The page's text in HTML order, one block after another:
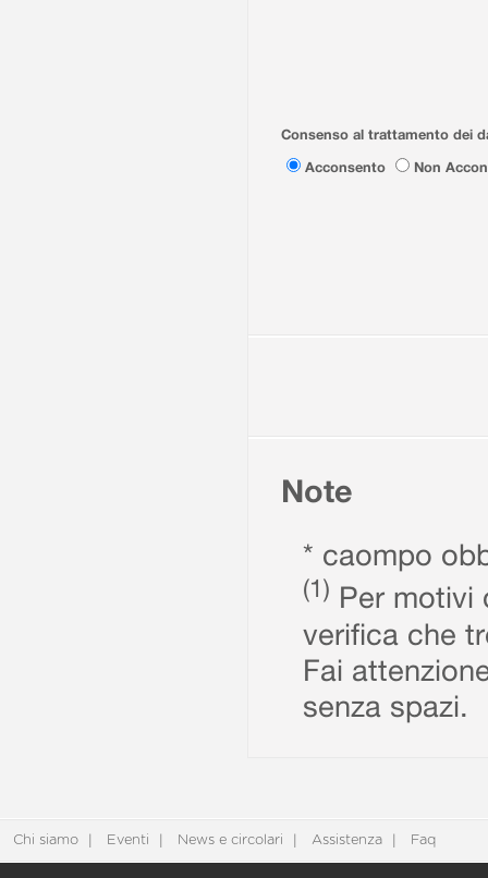
Consenso al trattamento dei
Acconsento
Non
Note
* caompo
(1) Per motivi
verifica che
Fai
senza spazi.
Chi siamo Eventi News e circolari Assistenza Faq